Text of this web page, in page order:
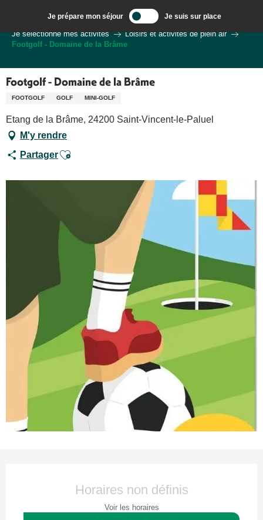
contenu
principal
Je prépare mon séjour Je suis sur place
Bienvenue à Sarlat, Capitale du Périgord Noir
Je sélectionne mes activités
Loisirs et activités de plein air
Footgolf - Domaine de la Brâme
Footgolf - Domaine de la Brâme
FOOTGOLF GOLF MINI-GOLF
Etang de la Brâme, 24200 Saint-Vincent-le-Paluel
M'y rendre
PartagerAjouter aux favoris
Horaires non définis
Voir les horaires